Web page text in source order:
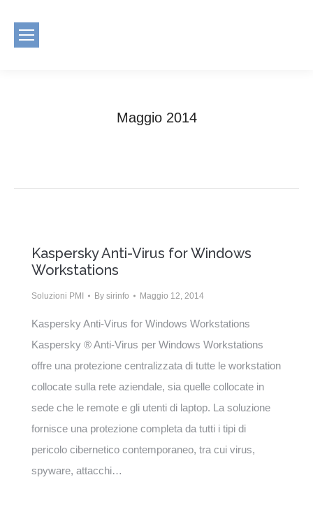
Maggio 2014
Kaspersky Anti-Virus for Windows
Workstations
Soluzioni PMI By sirinfo Maggio 12, 2014
Kaspersky Anti-Virus for Windows Workstations
Kaspersky ® Anti-Virus per Windows Workstations
offre una protezione centralizzata di tutte le workstation
collocate sulla rete aziendale, sia quelle collocate in
sede che le remote e gli utenti di laptop. La soluzione
fornisce una protezione completa da tutti i tipi di
pericolo cibernetico contemporaneo, tra cui virus,
spyware, attacchi…